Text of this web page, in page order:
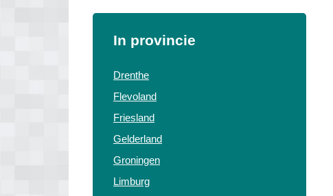
In provincie
Drenthe
Flevoland
Friesland
Gelderland
Groningen
Limburg